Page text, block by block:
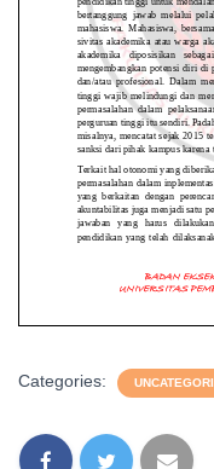
Categories: